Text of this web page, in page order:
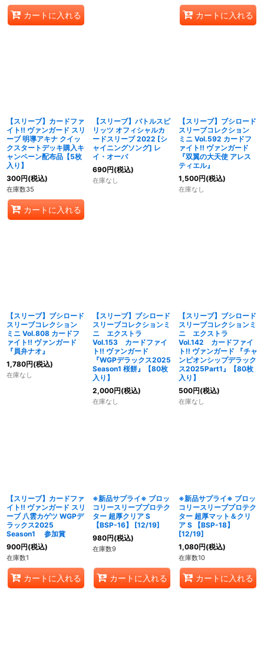
カートに入れる カートに入れる
【スリーブ】カードファ
イト!! ヴァンガード スリ
ーブ 明導アキナ クイッ
クスタートデッキ購入キ
ャンペーン配布品【5枚
入り】
300円(税込)
在庫数35
カートに入れる
【スリーブ】バトルスピ
リッツ オフィシャルカ
ードスリーブ 2022 [シ
ャイニングソング] レ
イ・オーバ
690円(税込)
在庫なし
【スリーブ】ブシロード
スリーブコレクション
ミニ Vol.592 カードフ
ァイト!! ヴァンガード
『双翼の大天使 アレス
ティエル』
1,500円(税込)
在庫なし
【スリーブ】ブシロード
スリーブコレクション
ミニ Vol.808 カードフ
ァイト!! ヴァンガード
『員弁ナオ』
1,780円(税込)
在庫なし
【スリーブ】ブシロード
スリーブコレクションミ
ニ エクストラ
Vol.153 カードファイ
ト!! ヴァンガード
『WGPデラックス2025
Season1 桜餅』【80枚
入り】
2,000円(税込)
在庫なし
【スリーブ】ブシロード
スリーブコレクションミ
ニ エクストラ
Vol.142 カードファイ
ト!! ヴァンガード 『チャ
ンピオンシップデラック
ス2025Part1』【80枚
入り】
500円(税込)
在庫なし
【スリーブ】カードファ
イト!! ヴァンガード スリ
ーブ 八雲カゲツ WGPデ
ラックス2025
Season1 参加賞
900円(税込)
在庫数1
カートに入れる
※新品サプライ※ ブロッ
コリースリーブプロテク
ター 超厚クリア S
【BSP-16】 [12/19]
980円(税込)
在庫数9
カートに入れる
※新品サプライ※ ブロッ
コリースリーブプロテク
ター 超厚マット＆クリ
ア S 【BSP-18】
[12/19]
1,080円(税込)
在庫数10
カートに入れる